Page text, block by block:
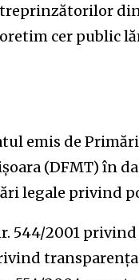
din
cer public
emis de
(DFMT) în
legale privind
544/2001